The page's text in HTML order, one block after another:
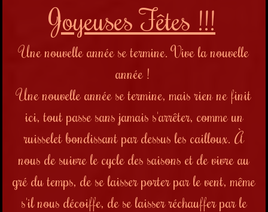
Joyeuses Fêtes !!!
Une nouvelle année se termine. Vive la nouvelle
année !
Une nouvelle année se termine, mais rien ne finit
ici, tout passe sans jamais s'arrêter, comme un
ruisselet bondissant par dessus les cailloux. À
nous de suivre le cycle des saisons et de vivre au
gré du temps, de se laisser porter par le vent, même
s'il nous décoiffe, de se laisser réchauffer par le